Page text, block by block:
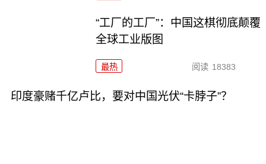
“工厂的工厂”：中国这棋彻底颠覆
全球工业版图
最热 阅读 18383
印度豪赌千亿卢比，要对中国光伏“卡脖子”？